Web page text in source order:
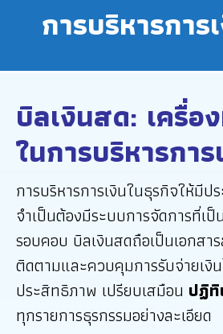
การบริหารการ
บิลเงินสด: เครื่
ในการบริหารกา
การบริหารการเงินในธุรกิจให้มี
จำเป็นต้องมีระบบการจัดการที่เป็
รอบคอบ บิลเงินสดถือเป็นเอกส
ติดตามและควบคุมการรับจ่ายเงิ
ประสิทธิภาพ เปรียบเสมือน ปฏิ
ทุกรายการธุรกรรมอย่างละเอียด